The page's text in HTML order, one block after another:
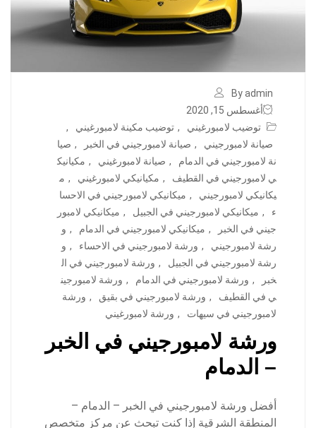
By admin
أغسطس 15, 2020
توضيب لامبورغيني
, توضيب مكينة لامبورغيني
,
صيانة لامبورجيني
, صيانة لامبورجيني في الخبر , صيا
نة لامبورجيني في الدمام
, صيانة لامبورغيني , مكيانيك
ي لامبورجيني في القطيف
, مكيانيكي لامبورغيني , م
يكانيكي لامبورجيني
, ميكانيكي لامبورجيني في الاحسا
ء
, ميكانيكي لامبورجيني في الجبيل , ميكانيكي لامبور
جيني في الخبر
, ميكانيكي لامبورجيني في الدمام , و
رشة لامبورجيني
, ورشة لامبورجيني في الاحساء , و
رشة لامبورجيني في الجبيل
, ورشة لامبورجيني في ال
خبر
, ورشة لامبورجيني في الدمام , ورشة لامبورجين
ي في القطيف
, ورشة لامبورجيني في بقيق , ورشة
لامبورجيني في سيهات
, ورشة لامبورغيني
ورشة لامبورجيني في الخبر
– الدمام
أفضل ورشة لامبورجيني في الخبر – الدمام –
المنطقة الشرقية إذا كنت تبحث عن مركز متخصص